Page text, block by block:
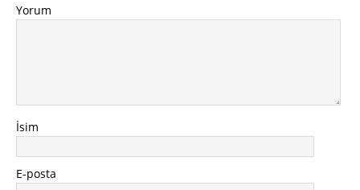
Yorum
İsim
E-posta